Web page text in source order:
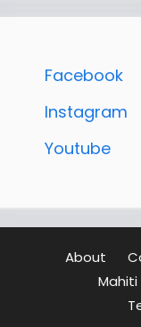
Facebook
Instagram
Youtube
About
Mahiti